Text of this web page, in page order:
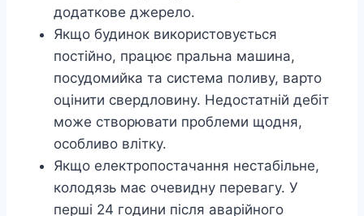
додаткове джерело.
Якщо будинок використовується
постійно, працює пральна машина,
посудомийка та система поливу, варто
оцінити свердловину. Недостатній дебіт
може створювати проблеми щодня,
особливо влітку.
Якщо електропостачання нестабільне,
колодязь має очевидну перевагу. У
перші 24 години після аварійного